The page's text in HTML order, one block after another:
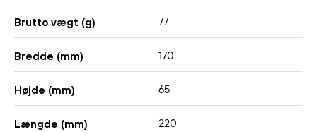
Brutto vægt (g) 77
Bredde (mm) 170
Højde (mm) 65
Længde (mm) 220